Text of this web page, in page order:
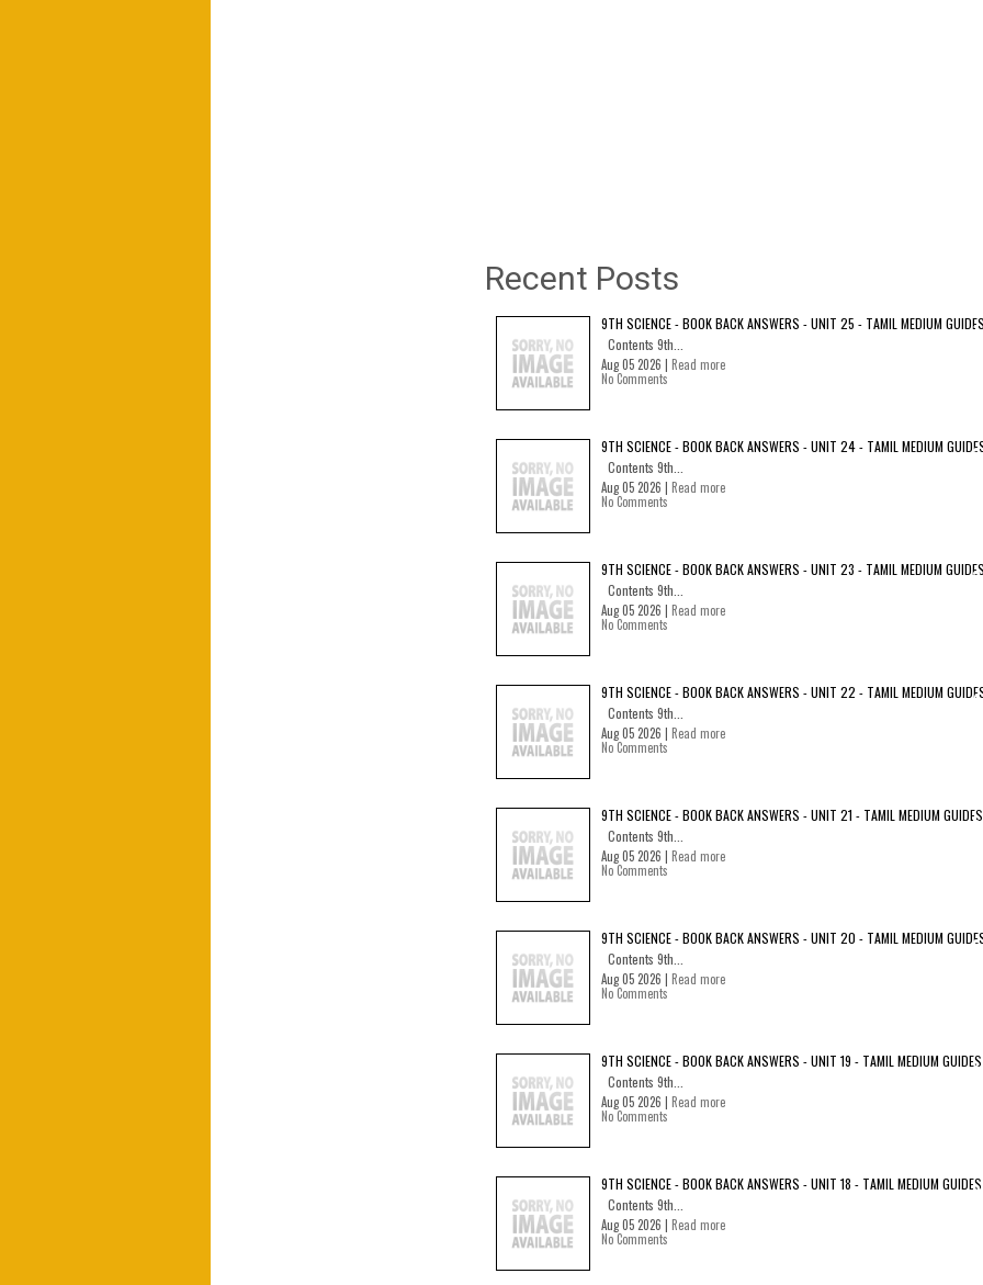
Recent Posts
9TH SCIENCE - BOOK BACK ANSWERS - UNIT 25 - TAMIL MEDIUM
Contents 9th...
Aug 05 2026 | Read more
No Comments
9TH SCIENCE - BOOK BACK ANSWERS - UNIT 24 - TAMIL MEDIUM
Contents 9th...
Aug 05 2026 | Read more
No Comments
9TH SCIENCE - BOOK BACK ANSWERS - UNIT 23 - TAMIL MEDIUM
Contents 9th...
Aug 05 2026 | Read more
No Comments
9TH SCIENCE - BOOK BACK ANSWERS - UNIT 22 - TAMIL MEDIUM
Contents 9th...
Aug 05 2026 | Read more
No Comments
9TH SCIENCE - BOOK BACK ANSWERS - UNIT 21 - TAMIL MEDIUM GUIDES
Contents 9th...
Aug 05 2026 | Read more
No Comments
9TH SCIENCE - BOOK BACK ANSWERS - UNIT 20 - TAMIL MEDIUM
Contents 9th...
Aug 05 2026 | Read more
No Comments
9TH SCIENCE - BOOK BACK ANSWERS - UNIT 19 - TAMIL MEDIUM GUIDES
Contents 9th...
Aug 05 2026 | Read more
No Comments
9TH SCIENCE - BOOK BACK ANSWERS - UNIT 18 - TAMIL MEDIUM GUIDES
Contents 9th...
Aug 05 2026 | Read more
No Comments